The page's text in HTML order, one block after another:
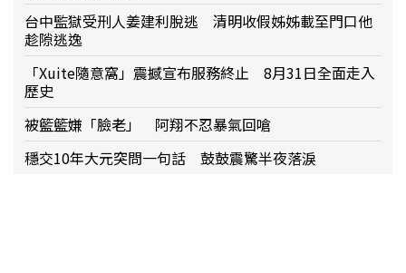
台中監獄受刑人姜建利脫逃 清明收假姊姊載至門口他
趁隙逃逸
「Xuite隨意窩」震撼宣布服務終止 8月31日全面走入
歷史
被籃籃嫌「臉老」 阿翔不忍暴氣回嗆
穩交10年大元突問一句話 鼓鼓震驚半夜落淚